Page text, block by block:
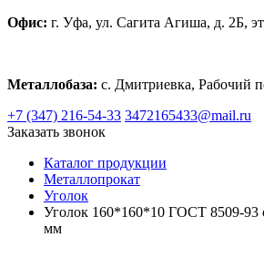
Офис: г. Уфа, ул. Сагита Агиша, д. 2Б,
Металлобаза: с. Дмитриевка, Рабочий
+7 (347) 216-54-33 3472165433@mail.ru
Заказать звонок
Каталог продукции
Металлопрокат
Уголок
Уголок 160*160*10 ГОСТ 8509-93
мм